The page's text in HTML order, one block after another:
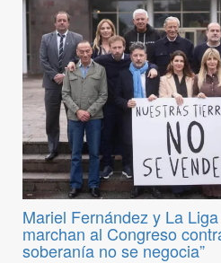
Mariel Fernández y La
marchan al Congreso
soberanía no se negocia”